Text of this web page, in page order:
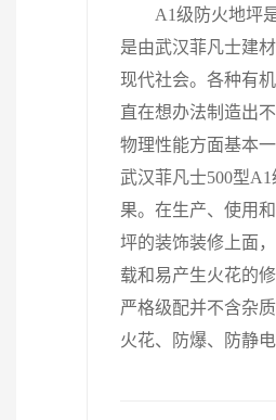
A1级防火地坪
是由武汉菲凡士建
现代社会。各种有
直在想办法制造出
物理性能方面基本
武汉菲凡士500型
果。在生产、使用
坪的装饰装修上面
载和易产生火花的
严格级配并不含杂
火花、防爆、防静